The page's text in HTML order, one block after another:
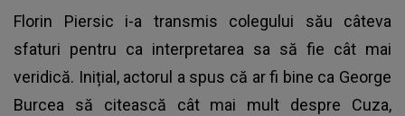
Florin Piersic i-a transmis colegului său câteva
sfaturi pentru ca interpretarea sa să fie cât mai
veridică. Inițial, actorul a spus că ar fi bine ca George
Burcea să citească cât mai mult despre Cuza,